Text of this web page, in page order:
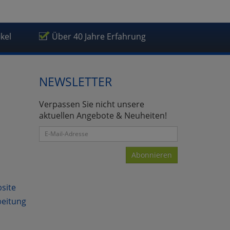
Über 40 Jahre Erfahrung
NEWSLETTER
Verpassen Sie nicht unsere
aktuellen Angebote & Neuheiten!
Abonnieren